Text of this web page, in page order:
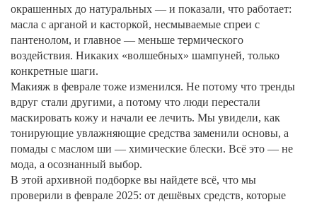
окрашенных до натуральных — и показали, что работает:
масла с арганой и касторкой, несмываемые спреи с
пантенолом, и главное — меньше термического
воздействия. Никаких «волшебных» шампуней, только
конкретные шаги.
Макияж в феврале тоже изменился. Не потому что тренды
вдруг стали другими, а потому что люди перестали
маскировать кожу и начали ее лечить. Мы увидели, как
тонирующие увлажняющие средства заменили основы, а
помады с маслом ши — химические блески. Всё это — не
мода, а осознанный выбор.
В этой архивной подборке вы найдете всё, что мы
проверили в феврале 2025: от дешёвых средств, которые